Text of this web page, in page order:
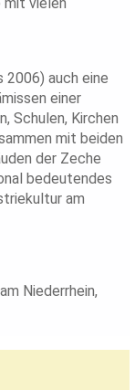
auch eine
einer
Schulen, Kirchen
mit beiden
der Zeche
bedeutendes
am
Niederrhein,